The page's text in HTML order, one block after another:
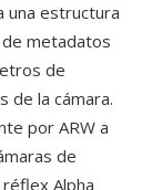
una estructura
metadatos
de
de la cámara.
por ARW a
de
Alpha